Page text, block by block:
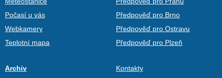
Počasí u vás
Webkamery
Teplotní mapa
Předpověď pro Brno
Předpověď pro Ostravu
Předpověď pro Plzeň
Archiv Kontakty